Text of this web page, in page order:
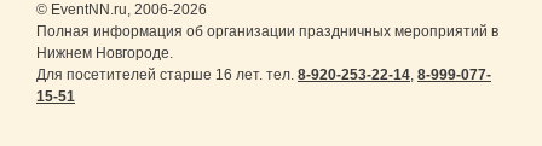
© EventNN.ru, 2006-2026
Полная информация об организации праздничных мероприятий в
Нижнем Новгороде.
Для посетителей старше 16 лет. тел. 8-920-253-22-14, 8-999-077-
15-51